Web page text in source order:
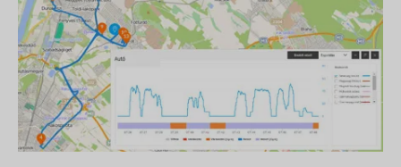
riasztási szolgáltatását is igénybe kívánja venni,
vásároljon SMS kreditkártyát is, melyet
webáruházunkban, a készülékhez kapcsolódó
termékek között talál.
A weboldalon található készülék leírások és képek
a gyártó által közzétett információkon alapulnak,
melyek nem minden esetben pontosak,